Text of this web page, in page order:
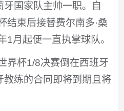
国家队主帅一职。自
结束后接替费尔南多·桑
1月起便一直执掌球队。
界杯1/8决赛倒在西班牙
教练的合同即将到期且将